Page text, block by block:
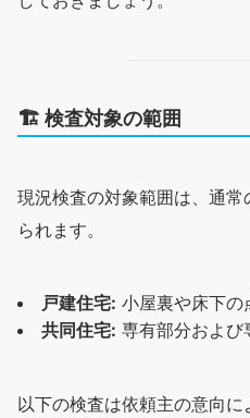
🏗 検査対象の範囲
現況検査の対象範囲は、通
られます。
戸建住宅: 小屋裏や床下の
共同住宅: 専有部分および
以下の検査は依頼主の意向